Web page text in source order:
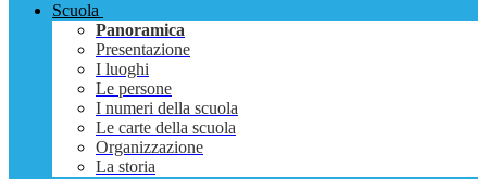
Scuola
Panoramica
Presentazione
I luoghi
Le persone
I numeri della scuola
Le carte della scuola
Organizzazione
La storia